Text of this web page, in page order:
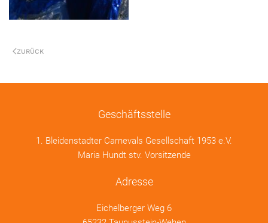
ZURÜCK
Geschäftsstelle
1. Bleidenstadter Carnevals Gesellschaft 1953 e.V.
Maria Hundt stv. Vorsitzende
Adresse
Eichelberger Weg 6